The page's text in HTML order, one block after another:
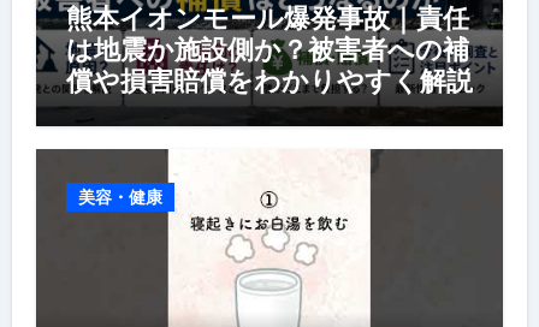
熊本イオンモール爆発事故｜責任
は地震か施設側か？被害者への補
償や損害賠償をわかりやすく解説
美容・健康